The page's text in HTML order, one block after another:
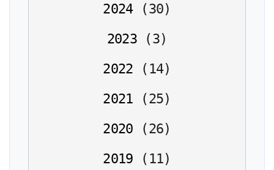
2024
(30)
2023
(3)
2022
( 14)
2021
(25)
2020
(26)
2019
( 11)